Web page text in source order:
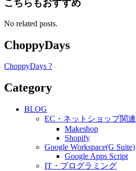
こちらもおすすめ
No related posts.
ChoppyDays
ChoppyDays ?
Category
BLOG
EC・ネットショップ関連
Makeshop
Shopify
Google Workspace(G Suite)
Google Apps Script
IT・プログラミング